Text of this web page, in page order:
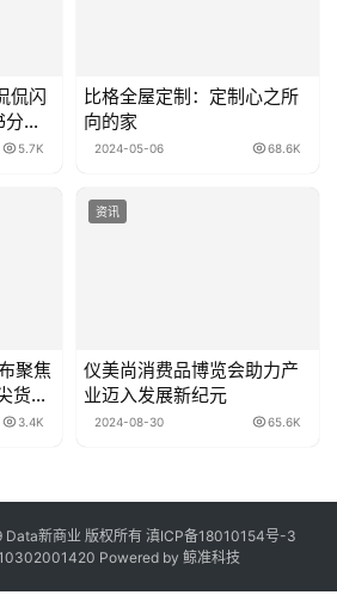
侃闪
享
5.7K
比格全屋定制：定制心之所
向的家
2024-05-06 68.6K
聚焦
货营
3.4K
资讯
仪美尚消费品博览会助力产
业迈入发展新纪元
2024-08-30 65.6K
Data新商业 版权所有 滇ICP备18010154号-3
Powered by 鲸准科技